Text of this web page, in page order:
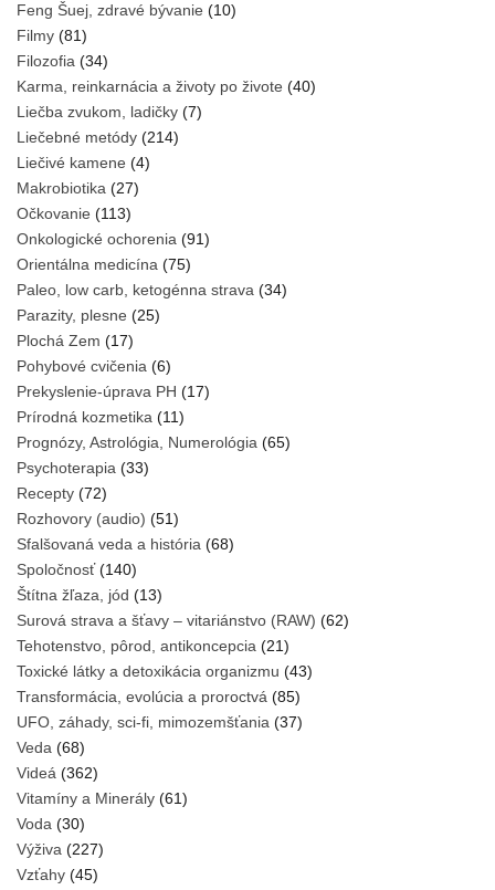
Feng Šuej, zdravé bývanie (10)
Filmy (81)
Filozofia (34)
Karma, reinkarnácia a životy po živote (40)
Liečba zvukom, ladičky (7)
Liečebné metódy (214)
Liečivé kamene (4)
Makrobiotika (27)
Očkovanie (113)
Onkologické ochorenia (91)
Orientálna medicína (75)
Paleo, low carb, ketogénna strava (34)
Parazity, plesne (25)
Plochá Zem (17)
Pohybové cvičenia (6)
Prekyslenie-úprava PH (17)
Prírodná kozmetika (11)
Prognózy, Astrológia, Numerológia (65)
Psychoterapia (33)
Recepty (72)
Rozhovory (audio) (51)
Sfalšovaná veda a história (68)
Spoločnosť(140)
Štítna žľaza, jód (13)
Surová strava a šťavy – vitariánstvo (RAW) (62)
Tehotenstvo, pôrod, antikoncepcia (21)
Toxické látky a detoxikácia organizmu (43)
Transformácia, evolúcia a proroctvá (85)
UFO, záhady, sci-fi, mimozemšťania (37)
Veda (68)
Videá (362)
Vitamíny a Minerály (61)
Voda (30)
Výživa (227)
Vzťahy (45)